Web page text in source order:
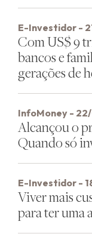
E-Investidor -
Com US$ 9
bancos e
gerações de
InfoMoney -
Alcançou o
Quando só
E-Investidor -
Viver mais
para ter uma